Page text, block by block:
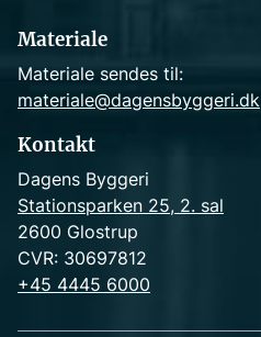
Materiale
Materiale sendes til:
materiale@dagensbyggeri.dk
Kontakt
Dagens Byggeri
Stationsparken 25, 2. sal
2600 Glostrup
CVR: 30697812
+45 4445 6000